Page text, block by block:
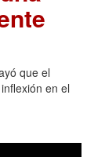
que el
en el